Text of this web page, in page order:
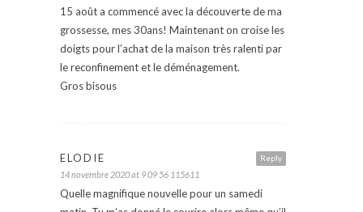
15 août a commencé avec la découverte de ma
grossesse, mes 30ans! Maintenant on croise les
doigts pour l’achat de la maison très ralenti par
le reconfinement et le déménagement.
Gros bisous
Reply
ELODIE
14 novembre 2020 at 9 09 56 115611
Quelle magnifique nouvelle pour un samedi